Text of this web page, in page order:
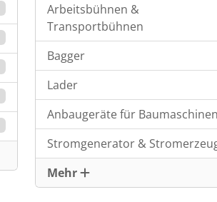
Arbeitsbühnen &
Transportbühnen
Bagger
Lader
Anbaugeräte für Baumaschinen
Stromgenerator &
Mehr